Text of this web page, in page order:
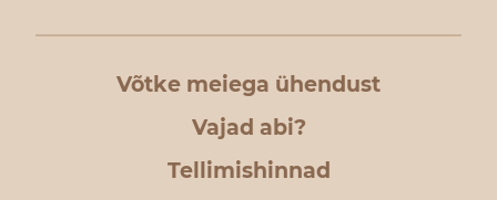
Võtke meiega ühendust
Vajad abi?
Tellimishinnad